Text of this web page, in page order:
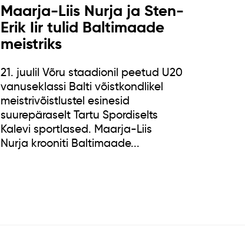
Maarja-Liis Nurja ja Sten-
Erik Iir tulid Baltimaade
meistriks
21. juulil Võru staadionil peetud U20
vanuseklassi Balti võistkondlikel
meistrivõistlustel esinesid
suurepäraselt Tartu Spordiselts
Kalevi sportlased. Maarja-Liis
Nurja krooniti Baltimaade...